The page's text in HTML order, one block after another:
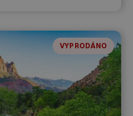
VYPRODÁNO